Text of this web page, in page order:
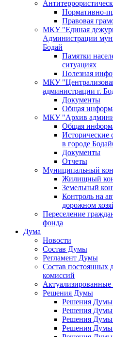
Нормативно-
Правовая
МКУ "Единая
Администрации
Бодай
Памятки
ситуациях
Полезная
МКУ
администрации г.
Документы
Общая
МКУ "Архив
Общая
Исторические
в городе
Документы
Отчеты
Муниципальный
Жилищный
Земельный
Контроль на
дорожном
Переселение
фонда
Дума
Новости
Состав Думы
Регламент Думы
Состав постоянных
комиссий
Решения Думы
Решения Думы
Решения Думы
Решения Думы
Решения Думы